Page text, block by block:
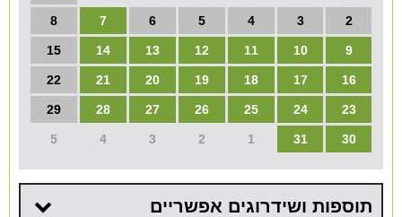
2
3
4
5
6
7
8
9
10
11
12
13
14
15
16
17
18
19
20
21
22
23
24
25
26
27
28
29
30
31
1
2
3
4
5
תוספות ושידרוגים אפשריים